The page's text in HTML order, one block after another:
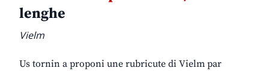
lenghe
Vielm
Us tornin a proponi une rubricute di Vielm par